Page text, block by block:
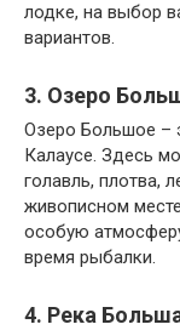
лодке, на выбор
вариантов.
3. Озеро
Озеро Большое –
Калаусе. Здесь
голавль, плотва,
живописном
особую
время рыбалки.
4. Река